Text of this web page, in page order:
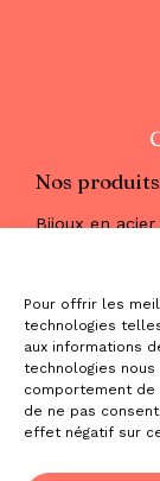
Pour offrir les
technologies
aux informations
technologies
comportement de
de ne pas
effet négatif sur
Nos produits
Bijoux en
Maquillage
Parfums
Nous
& nous
2 place de la
31470 Saint-